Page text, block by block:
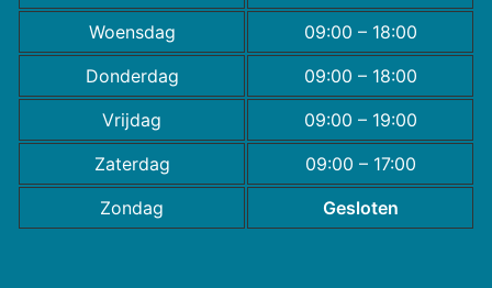
Woensdag
09:00 – 18:00
Donderdag
09:00 – 18:00
Vrijdag
09:00 – 19:00
Zaterdag
09:00 – 17:00
Zondag
Gesloten